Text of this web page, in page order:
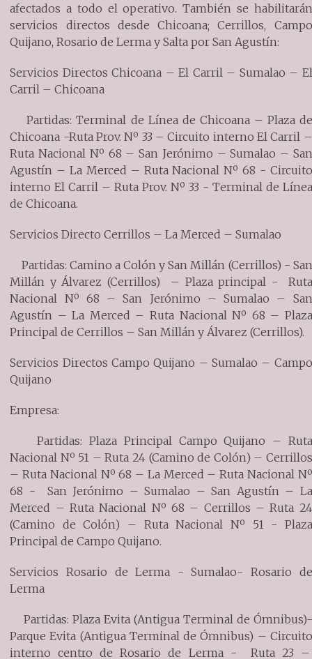
afectados a todo el operativo. También se habilitarán
servicios directos desde Chicoana; Cerrillos, Campo
Quijano, Rosario de Lerma y Salta por San Agustín:
Servicios Directos Chicoana – El Carril – Sumalao – El
Carril – Chicoana
Partidas: Terminal de Línea de Chicoana – Plaza de
Chicoana -Ruta Prov. Nº 33 – Circuito interno El Carril –
Ruta Nacional Nº 68 – San Jerónimo – Sumalao – San
Agustín – La Merced – Ruta Nacional Nº 68 - Circuito
interno El Carril – Ruta Prov. Nº 33 - Terminal de Línea
de Chicoana.
Servicios Directo Cerrillos – La Merced – Sumalao
Partidas: Camino a Colón y San Millán (Cerrillos) - San
Millán y Álvarez (Cerrillos) – Plaza principal - Ruta
Nacional Nº 68 – San Jerónimo – Sumalao – San
Agustín – La Merced – Ruta Nacional Nº 68 – Plaza
Principal de Cerrillos – San Millán y Álvarez (Cerrillos).
Servicios Directos Campo Quijano – Sumalao – Campo
Quijano
Empresa:
Partidas: Plaza Principal Campo Quijano – Ruta
Nacional Nº 51 – Ruta 24 (Camino de Colón) – Cerrillos
– Ruta Nacional Nº 68 – La Merced – Ruta Nacional Nº
68 - San Jerónimo – Sumalao – San Agustín – La
Merced – Ruta Nacional Nº 68 – Cerrillos – Ruta 24
(Camino de Colón) – Ruta Nacional Nº 51 - Plaza
Principal de Campo Quijano.
Servicios Rosario de Lerma - Sumalao- Rosario de
Lerma
Partidas: Plaza Evita (Antigua Terminal de Ómnibus)-
Parque Evita (Antigua Terminal de Ómnibus) – Circuito
interno centro de Rosario de Lerma - Ruta 23 –